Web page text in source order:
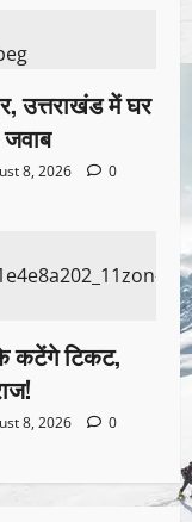
उत्तराखंड में घर
8, 2026
0
कटेंगे टिकट,
8, 2026
0